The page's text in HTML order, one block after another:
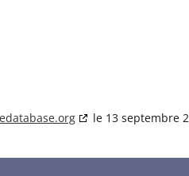
le 13 septembre